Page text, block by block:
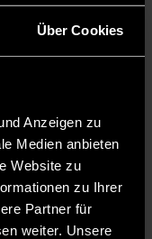
Über Cookies
Anzeigen zu
Medien anbieten
Website zu
zu Ihrer
Partner für
weiter. Unsere
Office